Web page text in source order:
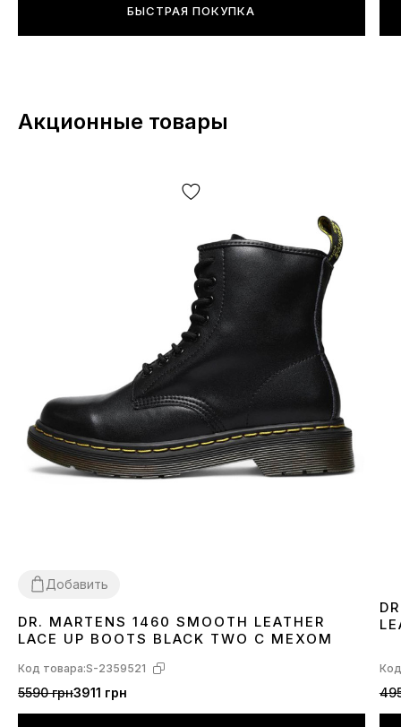
БЫСТРАЯ ПОКУПКА
Акционные товары
Добавить
36 373839 404142 43 444546
DR. MARTENS 1460 SMOOTH LEATHER
LACE UP BOOTS BLACK TWO С МЕХОМ
Код товара:S-2359521
5590 грн3911 грн